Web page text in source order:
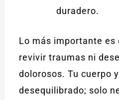
duradero.
Lo más importante es
revivir traumas ni
dolorosos. Tu cuerpo
desequilibrado; solo